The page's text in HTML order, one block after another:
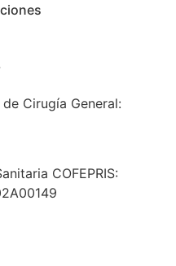
Cirugía General:
COFEPRIS: